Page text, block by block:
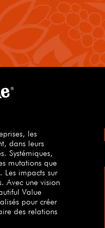
les
dans leurs
Systémiques,
mutations que
Les impacts sur
Avec une vision
Value
pour créer
des relations